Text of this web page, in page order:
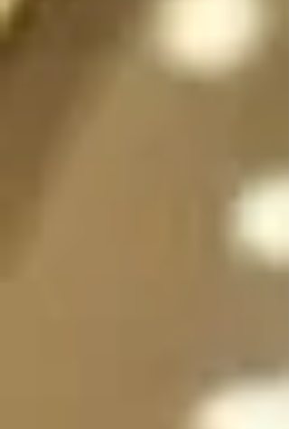
dependiendo de la
separadas para que
y luego unirse en uno